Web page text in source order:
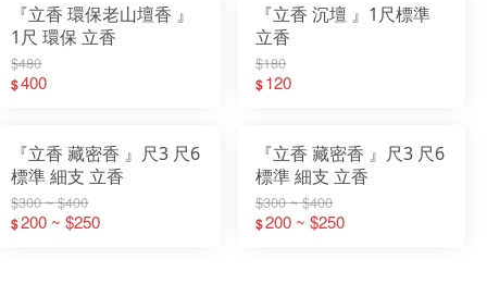
『立香 環保老山壇香 』
1尺 環保 立香
$480
$400
『立香 沉壇 』1尺標準
立香
$180
$120
『立香 藏密香 』尺3 尺6
標準 細支 立香
$300 ~ $400
$200 ~ $250
『立香 藏密香 』尺3 尺6
標準 細支 立香
$300 ~ $400
$200 ~ $250